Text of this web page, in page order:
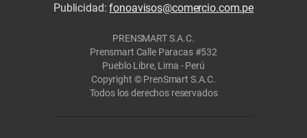
Publicidad:fonoavisos@comercio.com.pe
PRENSMART S.A.C.
Prensmart Calle Paracas #532
Pueblo Libre, Lima - Perú
Copyright © PrenSmart S.A.C.
Todos los derechos reservados